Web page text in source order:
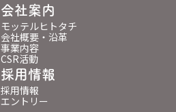
会社案内
モッテルヒトタチ
会社概要・沿革
事業内容
CSR活動
採用情報
採用情報
エントリー